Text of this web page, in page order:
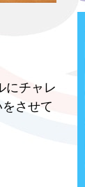
にチャレ
させて